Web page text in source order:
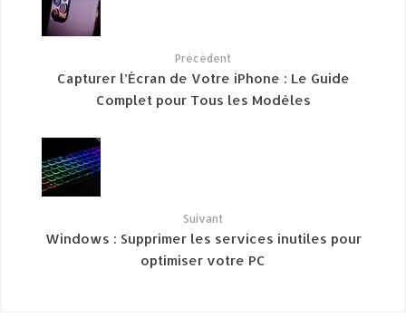
Précédent
Capturer l’Écran de Votre iPhone : Le Guide
Complet pour Tous les Modèles
Suivant
Windows : Supprimer les services inutiles pour
optimiser votre PC